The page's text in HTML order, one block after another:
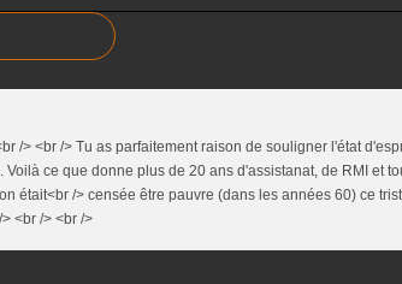
/> <br /> Tu as parfaitement raison de souligner l'état
ce que donne plus de 20 ans d'assistanat, de RMI et
était<br /> censée être pauvre (dans les années 60) ce
<br /> <br />